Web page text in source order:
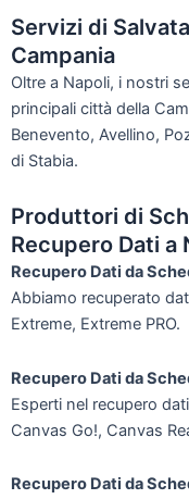
Servizi di
Campania
Oltre a Napoli, i nostri
principali città della
Benevento, Avellino,
di Stabia.
Produttori di
Recupero Dati a
Recupero Dati da
Abbiamo recuperato
Extreme, Extreme PRO.
Recupero Dati da
Esperti nel recupero
Canvas Go!, Canvas
Recupero Dati da